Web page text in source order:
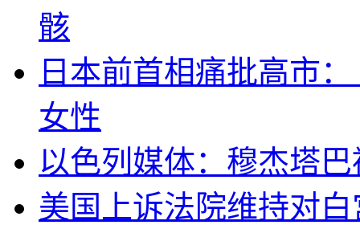
骸
日本前首相痛批高市
女性
以色列媒体：穆杰塔
美国上诉法院维持对